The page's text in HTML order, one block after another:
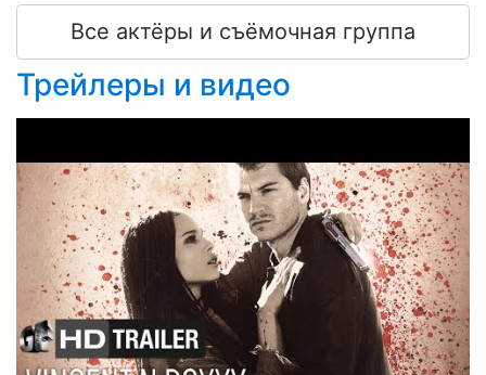
Все актёры и съёмочная группа
Трейлеры и видео